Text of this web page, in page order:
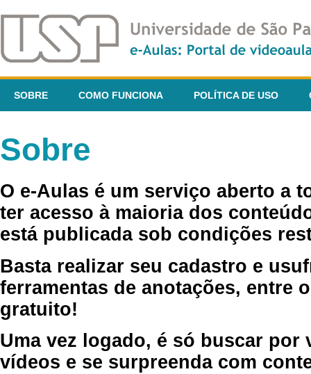
SOBRE COMO FUNCIONA POLÍTICA DE USO
Sobre
O e-Aulas é um serviço aberto a
ter acesso à maioria dos
está publicada sob condições
Basta realizar seu cadastro e
ferramentas de anotações, entre
gratuito!
Uma vez logado, é só buscar por
vídeos e se surpreenda com